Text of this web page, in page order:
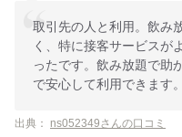
取引先の人と利用。飲み
く、特に接客サービスが
ったです。飲み放題で助
で安心して利用できます。
出典： ns052349さんの口コミ